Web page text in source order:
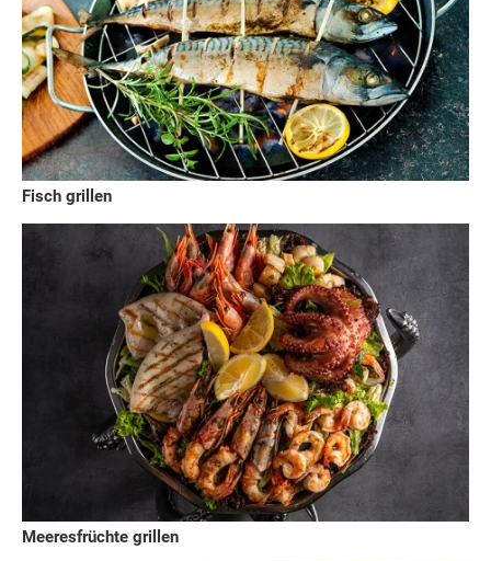
Fisch grillen
Meeresfrüchte grillen